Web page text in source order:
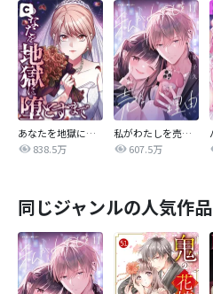
あなたを地獄に堕とすまで
838.5万
私がわたしを売る理由
607.5万
同じジャンルの人気作品